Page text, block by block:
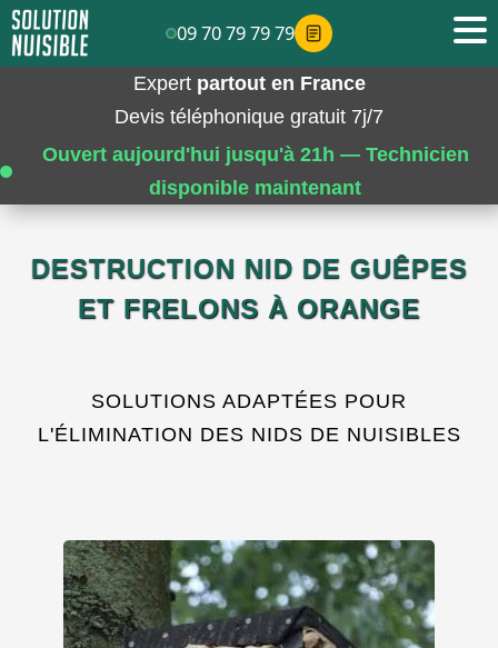
Expert partout en France
Devis téléphonique gratuit 7j/7
Ouvert aujourd'hui jusqu'à 21h — Technicien
disponible maintenant
DESTRUCTION NID DE GUÊPES
ET FRELONS À ORANGE
SOLUTIONS ADAPTÉES POUR
L'ÉLIMINATION DES NIDS DE NUISIBLES
09 70 79 79 79